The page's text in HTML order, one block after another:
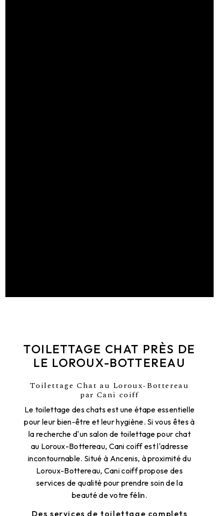
TOILETTAGE CHAT PRÈS DE
LE LOROUX-BOTTEREAU
Toilettage Chat au Loroux-Bottereau
par Cani coiff
Le toilettage des chats est une étape essentielle
pour leur bien-être et leur hygiène. Si vous êtes à
la recherche d'un salon de toilettage pour chat
au Loroux-Bottereau, Cani coiff est l'adresse
incontournable. Situé à Ancenis, à proximité du
Loroux-Bottereau, Cani coiff propose des
services de qualité pour prendre soin de la
beauté de votre félin.
Des services de toilettage complets